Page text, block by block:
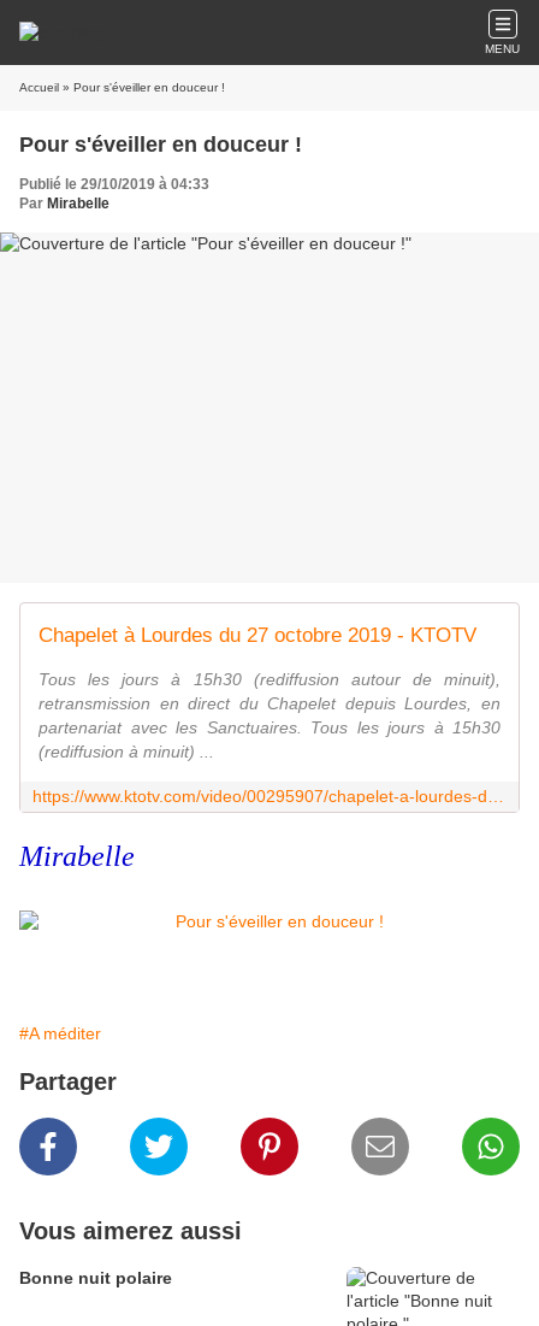
MENU
Accueil » Pour s'éveiller en douceur !
Pour s'éveiller en douceur !
Publié le 29/10/2019 à 04:33
Par Mirabelle
Chapelet à Lourdes du 27 octobre 2019 - KTOTV
Tous les jours à 15h30 (rediffusion autour de minuit),
retransmission en direct du Chapelet depuis Lourdes, en
partenariat avec les Sanctuaires. Tous les jours à 15h30
(rediffusion à minuit) ...
Mirabelle
#A méditer
Partager
Vous aimerez aussi
Bonne nuit polaire